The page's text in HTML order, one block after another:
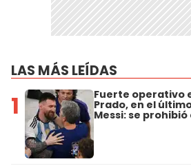
LAS MÁS LEÍDAS
1 Fuerte operativo
Prado, en el
Messi: se